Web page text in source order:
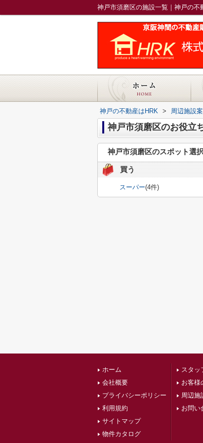
神戸市須磨区の施設一覧｜神戸の
神戸の不動産はHRK > 周辺施設
神戸市須磨区のお役立
神戸市須磨区のスポット選択
買う
スーパー(4件)
ホーム
会社概要
プライバシーポリシー
利用規約
サイトマップ
物件カタログ
スタッ
お客様
周辺施
お問い